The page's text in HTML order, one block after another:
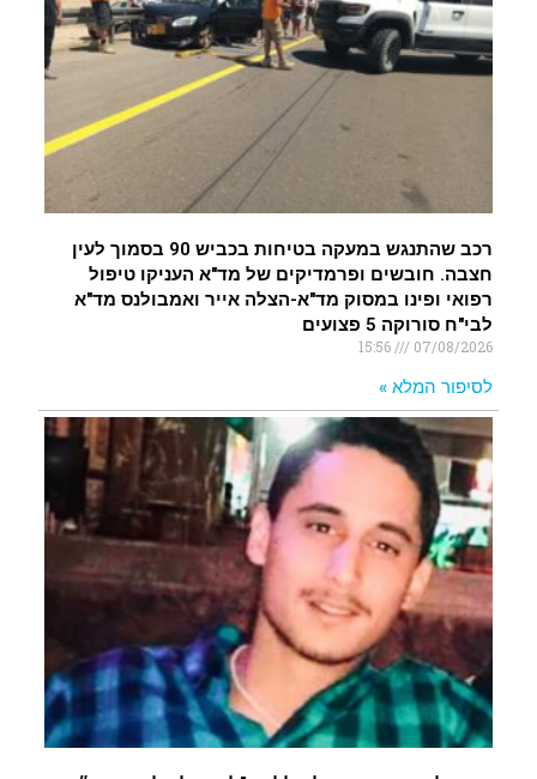
רכב שהתנגש במעקה בטיחות בכביש 90 בסמוך לעין
חצבה. חובשים ופרמדיקים של מד"א העניקו טיפול
רפואי ופינו במסוק מד"א-הצלה אייר ואמבולנס מד"א
לבי"ח סורוקה 5 פצועים
07/08/2026
15:56
לסיפור המלא »